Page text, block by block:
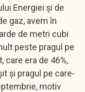
Energiei şi de
gaz, avem în
de metri cubi
peste pragul pe
care era de 46%,
şi pragul pe care-
motiv